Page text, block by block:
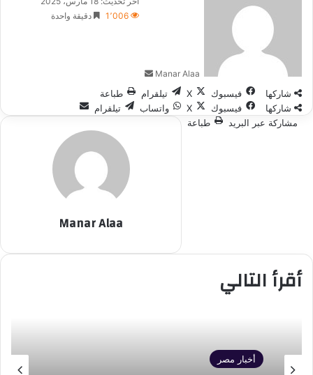
Manar Alaa
إلكترونيا1٬006
دقيقة واحدة
شاركها فيسبوك ‫X تيلقرام
طباعة
شاركها
فيسبوك ‫X واتساب
تيلقرام
مشاركة عبر البريد
طباعة
Manar Alaa
أقرأ التالي
أخبار مصر